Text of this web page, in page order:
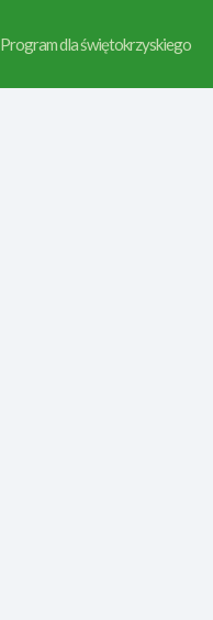
Program dla świętokrzyskiego